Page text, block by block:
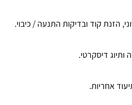
הזנת קוד ובדיקות התנעה / כיבוי.
ותיוג דיסקרטי.
אחריות.